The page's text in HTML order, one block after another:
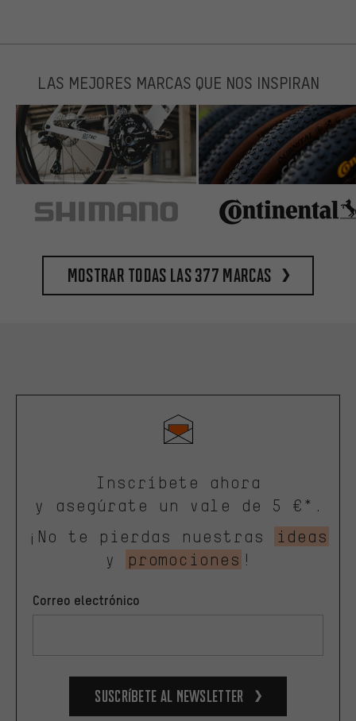
LAS MEJORES MARCAS QUE NOS INSPIRAN
Mostrar todas las 377 marcas
Inscríbete ahora
y asegúrate un vale de 5 €*.
¡No te pierdas nuestras
ideas
y
promociones !
Correo electrónico
Suscríbete al newsletter